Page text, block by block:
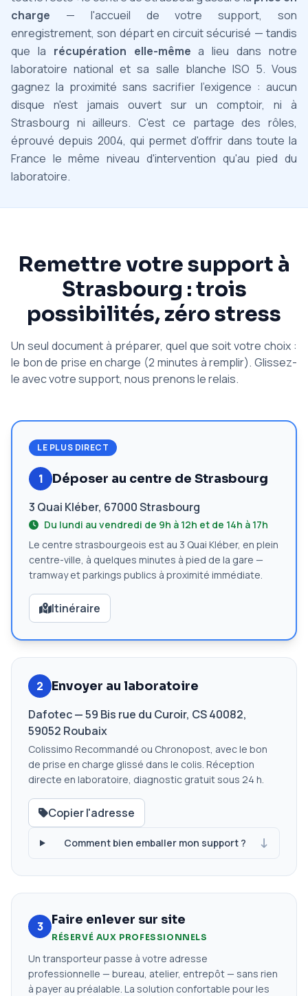
charge — l'accueil de votre support, son
enregistrement, son départ en circuit sécurisé — tandis
que la récupération elle-même a lieu dans notre
laboratoire national et sa salle blanche ISO 5. Vous
gagnez la proximité sans sacrifier l'exigence : aucun
disque n'est jamais ouvert sur un comptoir, ni à
Strasbourg ni ailleurs. C'est ce partage des rôles,
éprouvé depuis 2004, qui permet d'offrir dans toute la
France le même niveau d'intervention qu'au pied du
laboratoire.
Remettre votre support à
Strasbourg : trois
possibilités, zéro stress
Un seul document à préparer, quel que soit votre choix :
le bon de prise en charge (2 minutes à remplir). Glissez-
le avec votre support, nous prenons le relais.
LE PLUS DIRECT
1
Déposer au centre de Strasbourg
3 Quai Kléber, 67000 Strasbourg
Du lundi au vendredi de 9h à 12h et de 14h à 17h
Le centre strasbourgeois est au 3 Quai Kléber, en plein
centre-ville, à quelques minutes à pied de la gare —
tramway et parkings publics à proximité immédiate.
Itinéraire
2
Envoyer au laboratoire
Dafotec — 59 Bis rue du Curoir, CS 40082,
59052 Roubaix
Colissimo Recommandé ou Chronopost, avec le bon
de prise en charge glissé dans le colis. Réception
directe en laboratoire, diagnostic gratuit sous 24 h.
Copier l'adresse
Comment bien emballer mon support ?
3 Faire enlever sur site
RÉSERVÉ AUX PROFESSIONNELS
Un transporteur passe à votre adresse
professionnelle — bureau, atelier, entrepôt — sans rien
à payer au préalable. La solution confortable pour les